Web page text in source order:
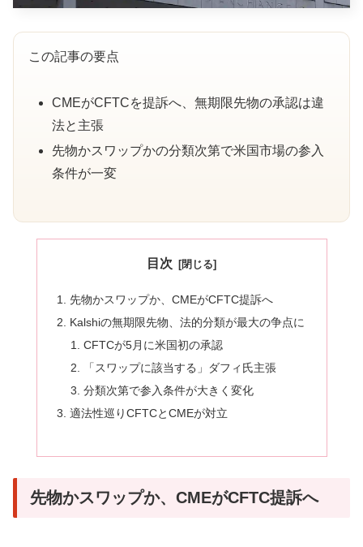
この記事の要点
CMEがCFTCを提訴へ、無期限先物の承認は違
法と主張
先物かスワップかの分類次第で米国市場の参入
条件が一変
目次
先物かスワップか、CMEがCFTC提訴へ
Kalshiの無期限先物、法的分類が最大の争点に
CFTCが5月に米国初の承認
「スワップに該当する」ダフィ氏主張
分類次第で参入条件が大きく変化
適法性巡りCFTCとCMEが対立
先物かスワップか、CMEがCFTC提訴へ